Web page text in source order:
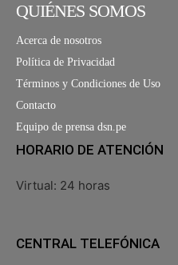
QUIÉNES SOMOS
Acerca de nosotros
Política de Privacidad
Términos y Condiciones de Uso
Contacto
Equipo de prensa dsn.pe
HORARIO DE ATENCIÓN
Virtual: 24 horas
CENTRAL TELEFÓNICA